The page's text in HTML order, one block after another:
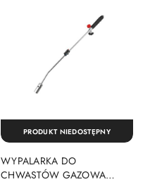
WYPALARKA DO
CHWASTÓW GAZOWA
PRODUKT NIEDOSTĘPNY